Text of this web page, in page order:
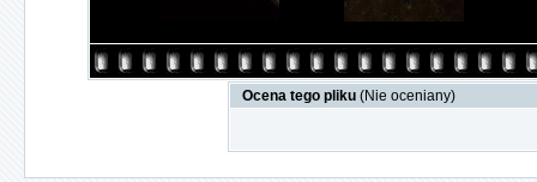
Ocena tego pliku (Nie oceniany)